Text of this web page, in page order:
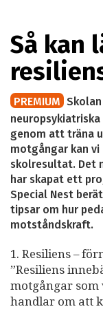
Så kan
PREMIUM
genom att träna
motgångar kan vi
skolresultat. Det
har skapat ett
Special Nest
tipsar om hur
motståndskraft.
1. Resiliens –
”Resiliens
motgångar som
handlar om att